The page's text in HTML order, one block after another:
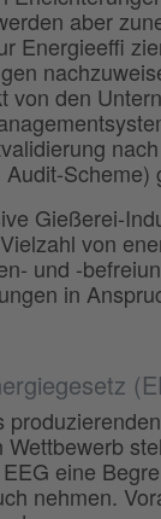
aber
Energieeffi
von den
Scheme)
Gießerei-
von
und -
in
Wettbewerb
eine
nehmen.